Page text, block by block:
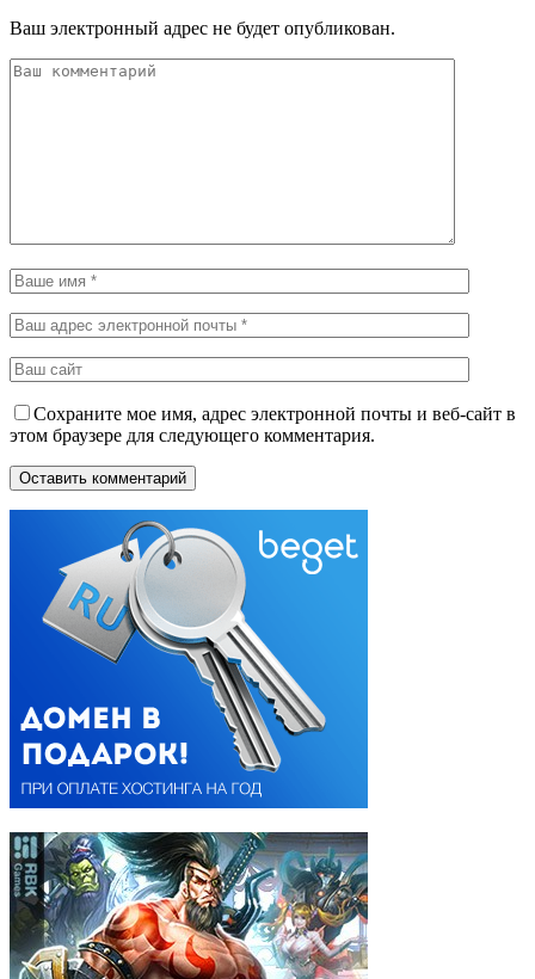
Ваш электронный адрес не будет опубликован.
Сохраните мое имя, адрес электронной почты и веб-сайт в
этом браузере для следующего комментария.